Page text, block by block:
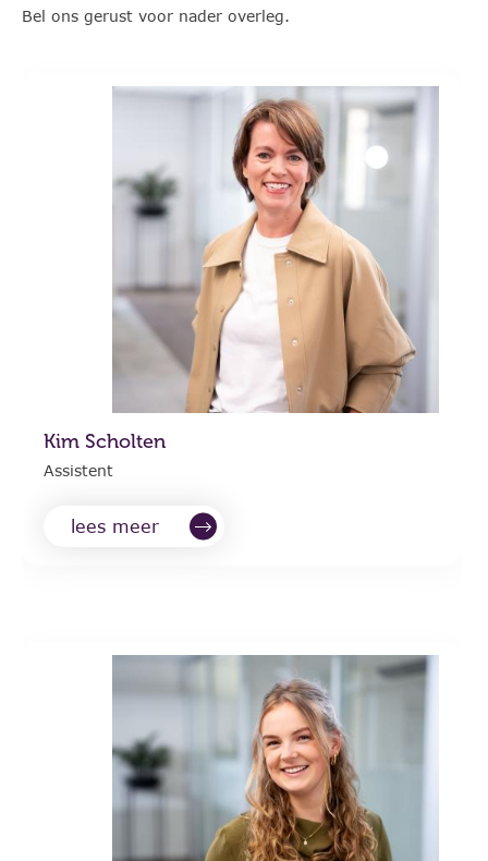
Bel ons gerust voor nader overleg.
Kim Scholten
Assistent
lees meer